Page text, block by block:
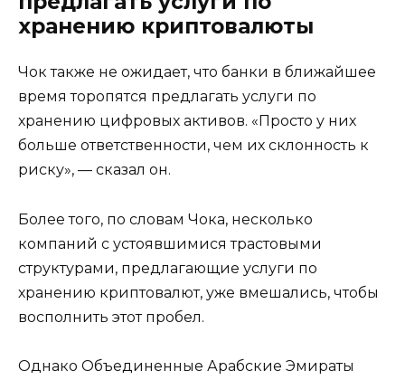
хранению криптовалюты
Чок также не ожидает, что банки в ближайшее
время торопятся предлагать услуги по
хранению цифровых активов. «Просто у них
больше ответственности, чем их склонность к
риску», — сказал он.
Более того, по словам Чока, несколько
компаний с устоявшимися трастовыми
структурами, предлагающие услуги по
хранению криптовалют, уже вмешались, чтобы
восполнить этот пробел.
Однако Объединенные Арабские Эмираты